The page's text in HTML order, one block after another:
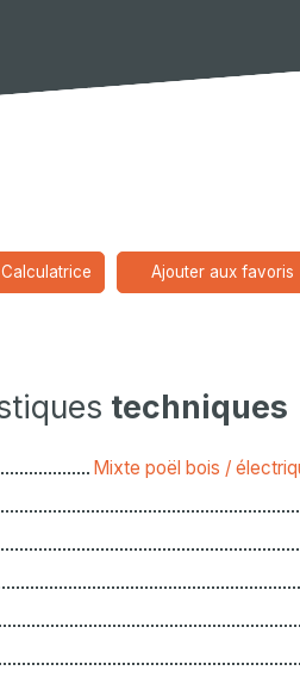
Calculatrice Ajouter aux favoris
techniques
Mixte poël bois /